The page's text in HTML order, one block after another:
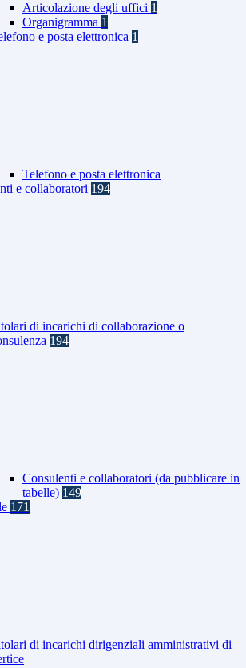
Articolazione degli uffici 1
Organigramma 1
e posta elettronica 1
Telefono e posta elettronica
e collaboratori 194
di incarichi di collaborazione o
194
Consulenti e collaboratori (da pubblicare in
tabelle) 149
171
di incarichi dirigenziali amministrativi di